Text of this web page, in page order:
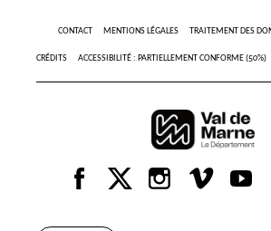
CONTACT MENTIONS LÉGALES TRAITEMENT DES
CRÉDITS ACCESSIBILITÉ : PARTIELLEMENT CONFORME (50%)